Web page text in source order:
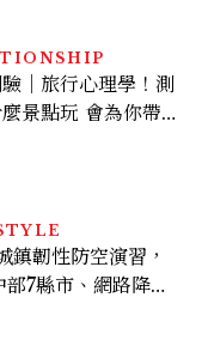
｜旅行心理學！測
景點玩 會為你帶來
鎮韌性防空演習，
7縣市、網路降速